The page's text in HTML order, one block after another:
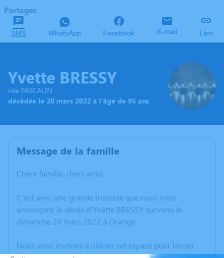
Partager
SMS WhatsApp Facebook E-mail Lien
Yvette BRESSY
née PASCALIN
décédée le 20 mars 2022 à l'âge de 95 ans
Message de la famille
Chère famille, chers amis,
C’est avec une grande tristesse que nous vous
annonçons le décès d’Yvette BRESSY survenu le
dimanche 20 mars 2022 à Orange.
Nous vous invitons à utiliser cet espace pour laisser